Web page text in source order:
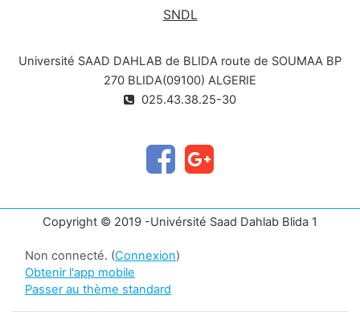
SNDL
Université SAAD DAHLAB de BLIDA route de SOUMAA BP
270 BLIDA(09100) ALGERIE
025.43.38.25-30
Copyright © 2019 -Univérsité Saad Dahlab Blida 1
Non connecté. (Connexion)
Obtenir l'app mobile
Passer au thème standard